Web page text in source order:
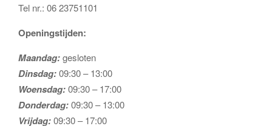
Tel nr.: 06 23751101
Openingstijden:
Maandag:gesloten
Dinsdag:09:30 – 13:00
Woensdag:09:30 – 17:00
Donderdag:09:30 – 13:00
Vrijdag:09:30 – 17:00